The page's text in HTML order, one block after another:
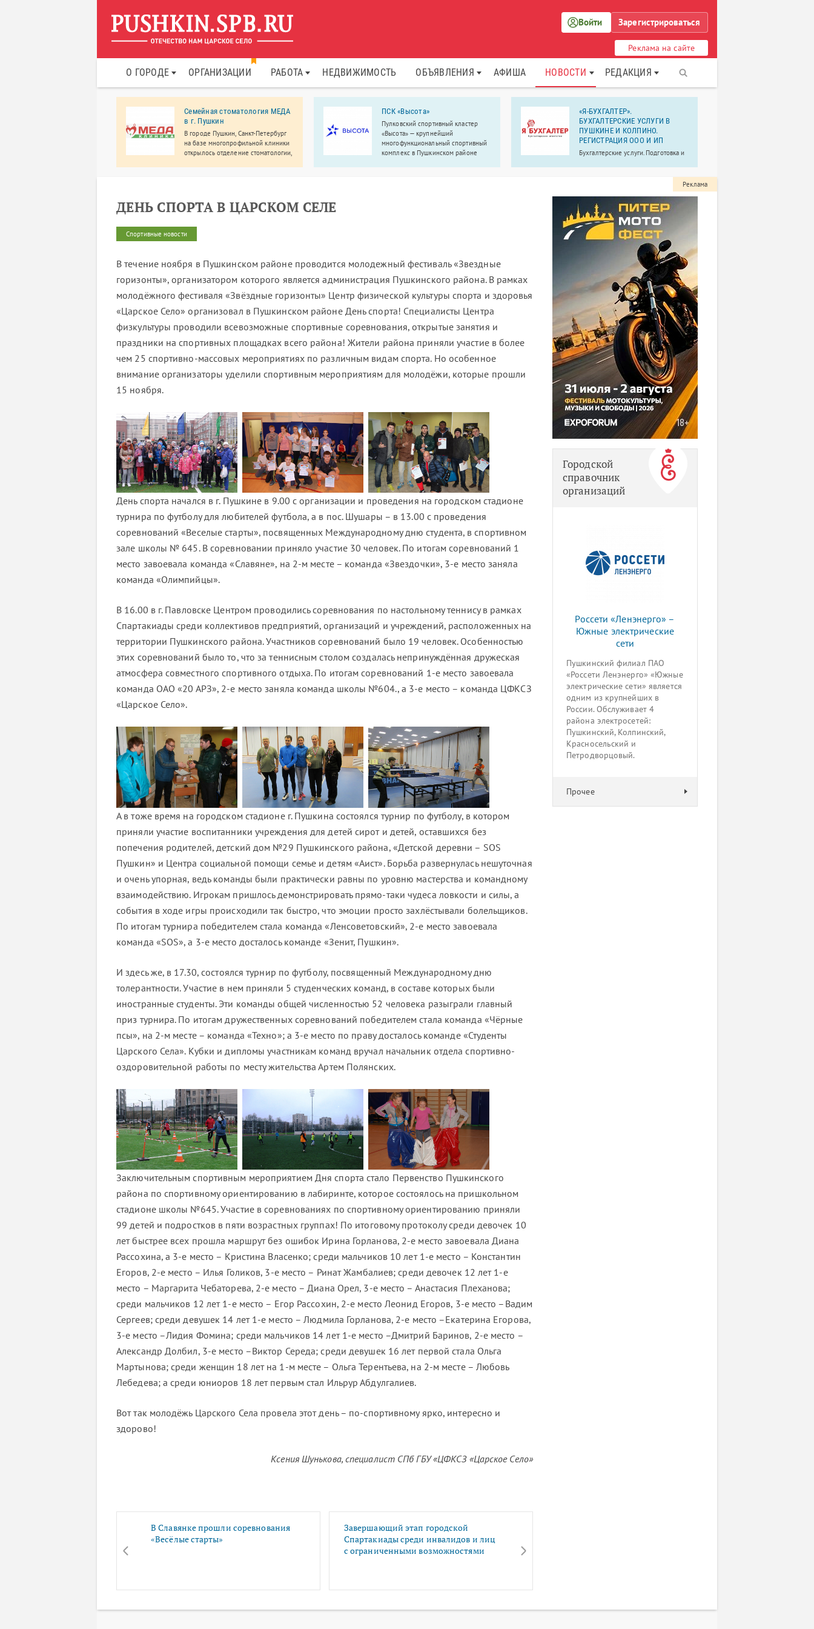
Войти Зарегистрироваться
Реклама на сайте
О ГОРОДЕ ОРГАНИЗАЦИИ РАБОТА НЕДВИЖИМОСТЬ ОБЪЯВЛЕНИЯ АФИША НОВОСТИ РЕДАКЦИЯ
Семейная стоматология МЕДА
в г. Пушкин
В городе Пушкин, Санкт-Петербург
на базе многопрофильной клиники
открылось отделение стоматологии,
ПСК «Высота»
Пулковский спортивный кластер
«Высота» — крупнейший
многофункциональный спортивный
комплекс в Пушкинском районе
«Я-БУХГАЛТЕР».
БУХГАЛТЕРСКИЕ УСЛУГИ В
ПУШКИНЕ И КОЛПИНО.
РЕГИСТРАЦИЯ ООО И ИП
Бухгалтерские услуги. Подготовка и
ДЕНЬ СПОРТА В ЦАРСКОМ СЕЛЕ
Спортивные новости
В течение ноября в Пушкинском районе проводится молодежный фестиваль «Звездные
горизонты», организатором которого является администрация Пушкинского района. В рамках
молодёжного фестиваля «Звёздные горизонты» Центр физической культуры спорта и здоровья
«Царское Село» организовал в Пушкинском районе День спорта! Специалисты Центра
физкультуры проводили всевозможные спортивные соревнования, открытые занятия и
праздники на спортивных площадках всего района! Жители района приняли участие в более
чем 25 спортивно-массовых мероприятиях по различным видам спорта. Но особенное
внимание организаторы уделили спортивным мероприятиям для молодёжи, которые прошли
15 ноября.
День спорта начался в г. Пушкине в 9.00 с организации и проведения на городском стадионе
турнира по футболу для любителей футбола, а в пос. Шушары – в 13.00 с проведения
соревнований «Веселые старты», посвященных Международному дню студента, в спортивном
зале школы № 645. В соревновании приняло участие 30 человек. По итогам соревнований 1
место завоевала команда «Славяне», на 2-м месте – команда «Звездочки», 3-е место заняла
команда «Олимпийцы».
В 16.00 в г. Павловске Центром проводились соревнования по настольному теннису в рамках
Спартакиады среди коллективов предприятий, организаций и учреждений, расположенных на
территории Пушкинского района. Участников соревнований было 19 человек. Особенностью
этих соревнований было то, что за теннисным столом создалась непринуждённая дружеская
атмосфера совместного спортивного отдыха. По итогам соревнований 1-е место завоевала
команда ОАО «20 АРЗ», 2-е место заняла команда школы №604., а 3-е место – команда ЦФКСЗ
«Царское Село».
А в тоже время на городском стадионе г. Пушкина состоялся турнир по футболу, в котором
приняли участие воспитанники учреждения для детей сирот и детей, оставшихся без
попечения родителей, детский дом №29 Пушкинского района, «Детской деревни – SOS
Пушкин» и Центра социальной помощи семье и детям «Аист». Борьба развернулась нешуточная
и очень упорная, ведь команды были практически равны по уровню мастерства и командному
взаимодействию. Игрокам пришлось демонстрировать прямо-таки чудеса ловкости и силы, а
события в ходе игры происходили так быстро, что эмоции просто захлёстывали болельщиков.
По итогам турнира победителем стала команда «Ленсоветовский», 2-е место завоевала
команда «SOS», а 3-е место досталось команде «Зенит, Пушкин».
И здесь же, в 17.30, состоялся турнир по футболу, посвященный Международному дню
толерантности. Участие в нем приняли 5 студенческих команд, в составе которых были
иностранные студенты. Эти команды общей численностью 52 человека разыграли главный
приз турнира. По итогам дружественных соревнований победителем стала команда «Чёрные
псы», на 2-м месте – команда «Техно»; а 3-е место по праву досталось команде «Студенты
Царского Села». Кубки и дипломы участникам команд вручал начальник отдела спортивно-
оздоровительной работы по месту жительства Артем Полянских.
Заключительным спортивным мероприятием Дня спорта стало Первенство Пушкинского
района по спортивному ориентированию в лабиринте, которое состоялось на пришкольном
стадионе школы №645. Участие в соревнованиях по спортивному ориентированию приняли
99 детей и подростков в пяти возрастных группах! По итоговому протоколу среди девочек 10
лет быстрее всех прошла маршрут без ошибок Ирина Горланова, 2-е место завоевала Диана
Рассохина, а 3-е место – Кристина Власенко; среди мальчиков 10 лет 1-е место – Константин
Егоров, 2-е место – Илья Голиков, 3-е место – Ринат Жамбалиев; среди девочек 12 лет 1-е
место – Маргарита Чебаторева, 2-е место – Диана Орел, 3-е место – Анастасия Плеханова;
среди мальчиков 12 лет 1-е место – Егор Рассохин, 2-е место Леонид Егоров, 3-е место –Вадим
Сергеев; среди девушек 14 лет 1-е место – Людмила Горланова, 2-е место –Екатерина Егорова,
3-е место –Лидия Фомина; среди мальчиков 14 лет 1-е место –Дмитрий Баринов, 2-е место –
Александр Долбил, 3-е место –Виктор Середа; среди девушек 16 лет первой стала Ольга
Мартынова; среди женщин 18 лет на 1-м месте – Ольга Терентьева, на 2-м месте – Любовь
Лебедева; а среди юниоров 18 лет первым стал Ильрур Абдулгалиев.
Вот так молодёжь Царского Села провела этот день – по-спортивному ярко, интересно и
здорово!
Ксения Шунькова, специалист СПб ГБУ «ЦФКСЗ «Царское Село»
В Славянке прошли соревнования
«Весёлые старты»
Завершающий этап городской
Спартакиады среди инвалидов и лиц
с ограниченными возможностями
Реклама
Городской
справочник
организаций
Россети «Ленэнерго» –
Южные электрические
сети
Пушкинский филиал ПАО
«Россети Ленэнерго» «Южные
электрические сети» является
одним из крупнейших в
России. Обслуживает 4
района электросетей:
Пушкинский, Колпинский,
Красносельский и
Петродворцовый.
Прочее